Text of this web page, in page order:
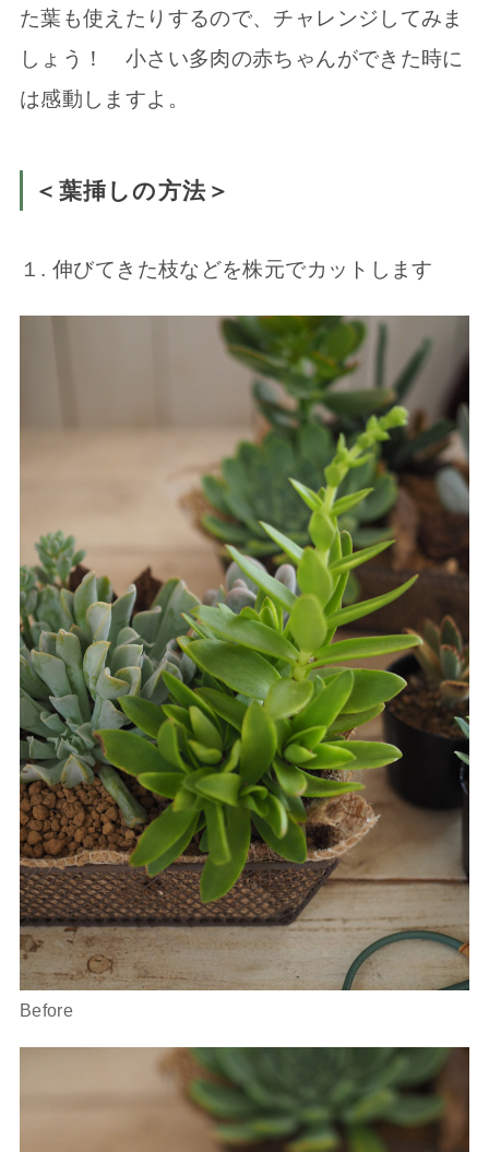
た葉も使えたりするので、チャレンジしてみま
しょう！ 小さい多肉の赤ちゃんができた時に
は感動しますよ。
＜葉挿しの方法＞
１. 伸びてきた枝などを株元でカットします
Before